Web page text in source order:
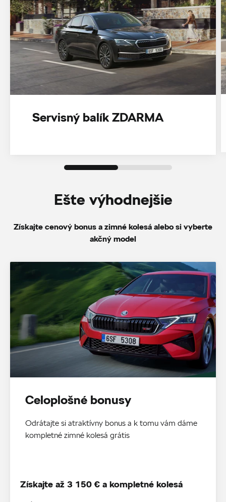
Servisný balík ZDARMA
Ešte výhodnejšie
Získajte cenový bonus a zimné kolesá alebo si vyberte
akčný model
Celoplošné bonusy
Odrátajte si atraktívny bonus a k tomu vám dáme
kompletné zimné kolesá grátis
Získajte až 3 150 € a kompletné kolesá